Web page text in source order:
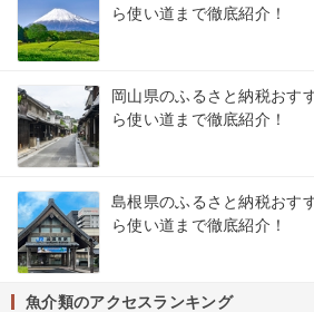
ら使い道まで徹底紹介！
岡山県のふるさと納税おす
ら使い道まで徹底紹介！
島根県のふるさと納税おす
ら使い道まで徹底紹介！
魚介類のアクセスランキング